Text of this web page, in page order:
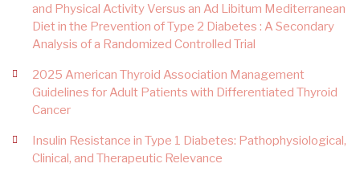
and Physical Activity Versus an Ad Libitum Mediterranean
Diet in the Prevention of Type 2 Diabetes : A Secondary
Analysis of a Randomized Controlled Trial
2025 American Thyroid Association Management
Guidelines for Adult Patients with Differentiated Thyroid
Cancer
Insulin Resistance in Type 1 Diabetes: Pathophysiological,
Clinical, and Therapeutic Relevance